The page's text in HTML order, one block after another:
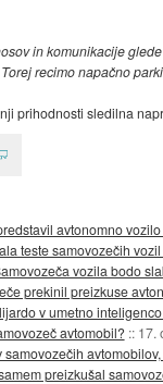
in komunikacije
recimo napačno
prihodnosti sledilna
avtonomno
teste samovozečih
vozila bodo
prekinil preizkuse
v umetno
avtomobil? :: 17.
samovozečih
preizkušal